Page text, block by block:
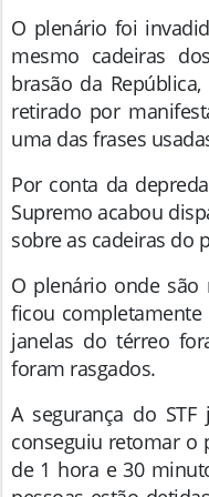
O plenário foi
mesmo cadeiras
brasão da
retirado por
uma das frases
Por conta da
Supremo acabou
sobre as cadeiras do
O plenário onde são
ficou completamente
janelas do térreo
foram rasgados.
A segurança do
conseguiu retomar o
de 1 hora e 30